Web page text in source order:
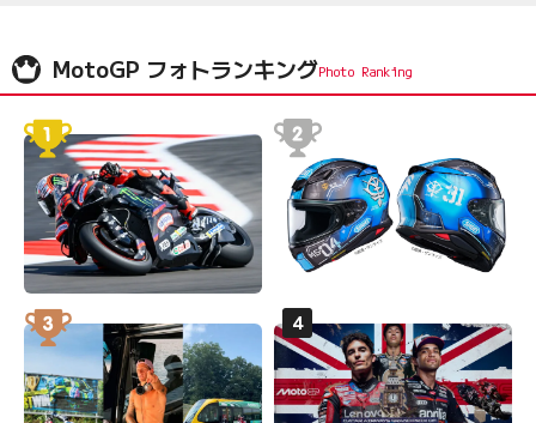
MotoGP フォトランキング